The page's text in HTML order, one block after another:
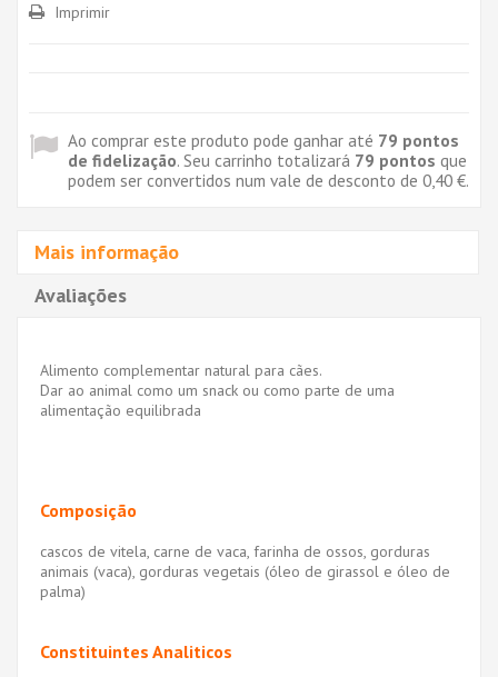
Imprimir
Ao comprar este produto pode ganhar até 79 pontos
de fidelização. Seu carrinho totalizará 79 pontos que
podem ser convertidos num vale de desconto de 0,40 €.
Mais informação
Avaliações
Alimento complementar natural para cães.
Dar ao animal como um snack ou como parte de uma
alimentação equilibrada
Composição
cascos de vitela, carne de vaca, farinha de ossos, gorduras
animais (vaca), gorduras vegetais (óleo de girassol e óleo de
palma)
Constituintes Analiticos